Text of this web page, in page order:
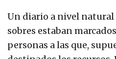
Un diario a nivel natural
sobres estaban
personas a las que,